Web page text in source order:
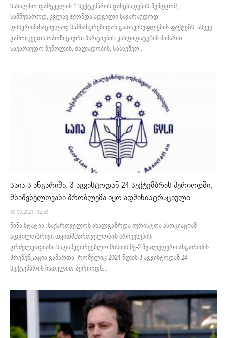
სახალხო დამცველის 1 სექტემბრის განცხადების შემდგომ,
სამწუხაროდ, კვლავ ჰქონდა ადგილი სავარაუდოდ
დისკრიმინაციულად სამსახურებიდან გათავისუფლების ფაქტებს. ასევე
გამოიკვეთა ოპოზიციური პარტიების კანდიდატების მიმართ
სავარაუდო ზეწოლის, ძალადობის, საბავშვო...
საია-ს ანგარიში: 3 აგვისტოდან 24 სექტემბრის პერიოდში,
მნიშვნელოვანი პრობლემა იყო ადმინისტრაციული...
30.09.2021. 12:53
წინა სტატია „საქართველოს ახალგაზრდა იურისტთა ასოციაციამ“
ადგილობრივი თვითმმართველობის არჩევნების
გრძელვადიანი სადამკვირვებლო მისიის მე-2 შუალედური ანგარიშის
პრეზენტაცია გამართა, რომელიც 2021 წლის 3 აგვისტოდან 24
სექტემბრის ჩათვლით პერიოდს...